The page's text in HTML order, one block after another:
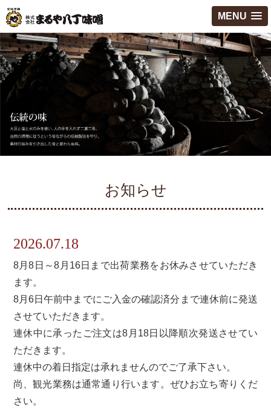
MENU
お知らせ
2026.07.18
8月8日～8月16日まで出荷業務をお休みさせていただき
ます。
8月6日午前中までにご入金の確認済分まで連休前に発送
させていただきます。
連休中に承ったご注文は8月18日以降順次発送させてい
ただきます。
連休中の着日指定は承れませんのでご了承下さい。
尚、観光業務は通常通り行います。ぜひお立ち寄りくだ
さい。